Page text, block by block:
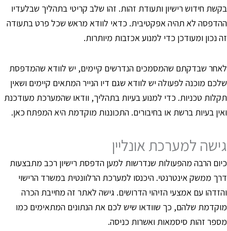
חידוש רישיון ותעודת זהות. זהו שלב קריטי בתהליך שבלעדיו
לא תהיה אפקטיבית. כדאי לוודא מראש שכל פרט בתעודה
נכון ומעודכן כדי למנוע אכזבות מיותרות.
שבדקתם שהמסמכים הנדרשים קיימים, יש לוודא שהמדפסת
מוכנה לפעולה יש לוודא שגם דיו הנייר המתאים קיימים ושאין
טכניות. כדי למנוע בעיות בתהליך, וודאו שהמערכת מעודכנת
בעיות ברשת או בחיבורים. התכוננות מוקדמת היא המפתח כאן.
למערכת אונליין
הרבה מהפעולות שנדרשות למען הדפסת רישיון רכב מתבצעות
ממשק אינטרנטי. היכנסו למערכת הרלוונטית במשרד הרישוי
עם אמצעי הזיהוי הדרושים. גישה לאתר זה מחייבת הכרה
שלהם, כך שוודאו שיש לכם את הנתונים המתאימים כמו
זהות סיסמאות ואשרות כניסה.